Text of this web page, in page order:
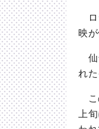
ロ
映
仙
れ
こ
上